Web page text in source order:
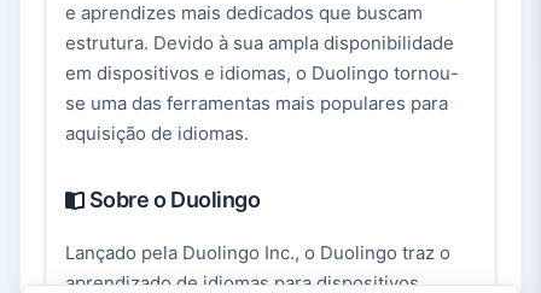
e aprendizes mais dedicados que buscam
estrutura. Devido à sua ampla disponibilidade
em dispositivos e idiomas, o Duolingo tornou-
se uma das ferramentas mais populares para
aquisição de idiomas.
Sobre o Duolingo
Lançado pela Duolingo Inc., o Duolingo traz o
aprendizado de idiomas para dispositivos